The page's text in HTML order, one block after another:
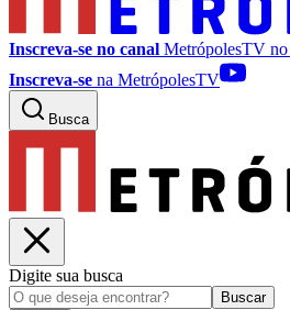
Inscreva-se no canal MetrópolesTV no
Inscreva-se na MetrópolesTV
Busca
Digite sua busca
Buscar